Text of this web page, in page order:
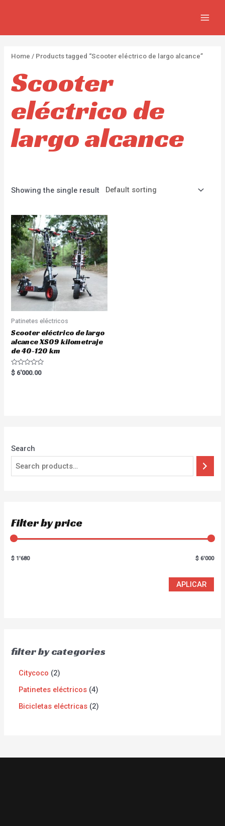
Search
Filter by price
$ 1'680 $ 6'000
APLICAR
filter by categories
Citycoco 2
r
u
c
t
Patinetes eléctricos 4
r
u
c
t
Bicicletas eléctricas 2
r
u
c
t
Home / Products tagged “Scooter eléctrico de largo alcance”
Scooter
eléctrico de
largo alcance
Showing the single result
Patinetes eléctricos
Scooter eléctrico de largo
alcance XS09 kilometraje
de 40-120 km
Rated
0
$ 6'000.00